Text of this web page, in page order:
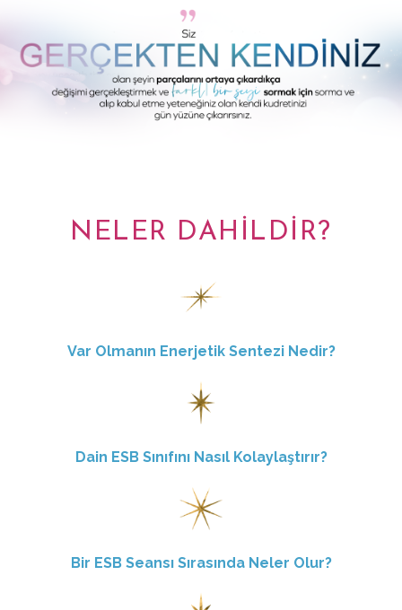
NELER DAHİLDİR?
Var Olmanın Enerjetik Sentezi Nedir?
Dain ESB Sınıfını Nasıl Kolaylaştırır?
Bir ESB Seansı Sırasında Neler Olur?